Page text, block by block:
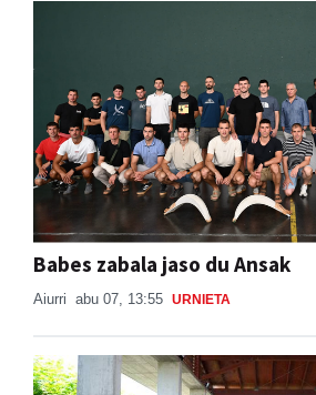
Babes zabala jaso du Ansak
Aiurri abu 07, 13:55 URNIETA